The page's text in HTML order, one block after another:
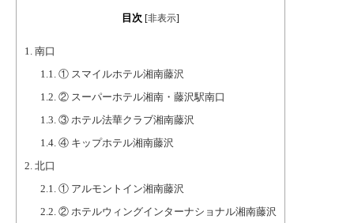
目次 [非表示]
1. 南口
1.1.① スマイルホテル湘南藤沢
1.2.② スーパーホテル湘南・藤沢駅南口
1.3.③ ホテル法華クラブ湘南藤沢
1.4.④ キップホテル湘南藤沢
2. 北口
2.1.① アルモントイン湘南藤沢
2.2.② ホテルウィングインターナショナル湘南藤沢